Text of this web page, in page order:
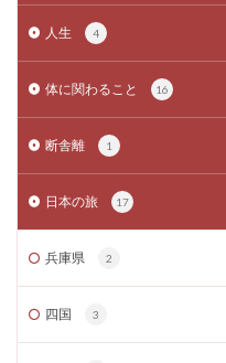
人生 4
体に関わること 16
断舎離 1
日本の旅 17
兵庫県 2
四国 3